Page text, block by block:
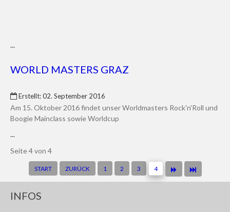
...
WORLD MASTERS GRAZ
Erstellt: 02. September 2016
Am 15. Oktober 2016 findet unser Worldmasters Rock'n'Roll und
Boogie Mainclass sowie Worldcup
...
Seite 4 von 4
START ZURÜCK 1 2 3 4
INFOS